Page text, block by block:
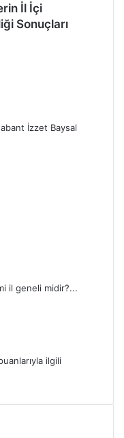
İl İçi
Sonuçları
İzzet Baysal
il geneli midir?...
ilgili